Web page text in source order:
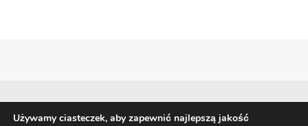
Używamy ciasteczek, aby zapewnić najlepszą jakość